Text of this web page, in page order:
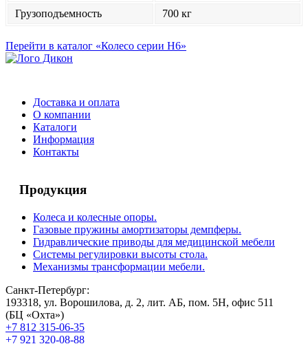
Грузоподъемность
700 кг
Перейти в каталог «Колесо серии H6»
Доставка и оплата
О компании
Каталоги
Информация
Контакты
Продукция
Колеса и колесные опоры.
Газовые пружины амортизаторы демпферы.
Гидравлические приводы для медицинской мебели
Системы регулировки высоты стола.
Механизмы трансформации мебели.
Санкт-Петербург:
193318, ул. Ворошилова, д. 2, лит. АБ, пом. 5Н, офис 511
(БЦ «Охта»)
+7 812 315-06-35
+7 921 320-08-88